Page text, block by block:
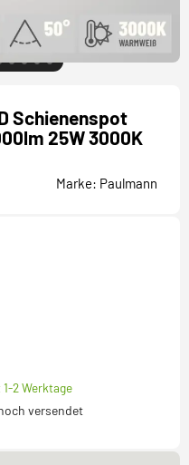
Schienenspot
25W 3000K
Marke: Paulmann
2 Werktage
versendet